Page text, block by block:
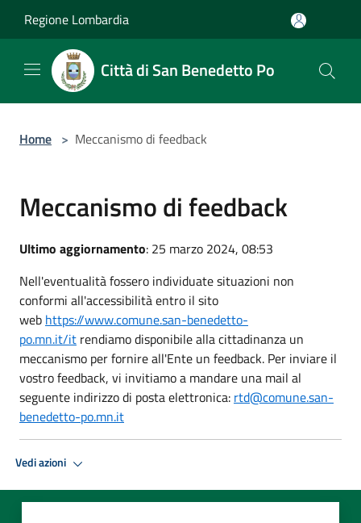
Regione Lombardia
Città di San Benedetto Po
Home > Meccanismo di feedback
Meccanismo di feedback
Ultimo aggiornamento: 25 marzo 2024, 08:53
Nell'eventualità fossero individuate situazioni non
conformi all'accessibilità entro il sito
web https://www.comune.san-benedetto-
po.mn.it/it rendiamo disponibile alla cittadinanza un
meccanismo per fornire all'Ente un feedback. Per inviare il
vostro feedback, vi invitiamo a mandare una mail al
seguente indirizzo di posta elettronica: rtd@comune.san-
benedetto-po.mn.it
Vedi azioni